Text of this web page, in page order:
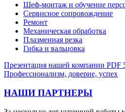
Шеф-монтаж и обучение
Сервисное сопровождение
Ремонт
Механическая обработка
Плазменная резка
Гибка и вальцовка
Презентация нашей компании PDF
Профессионализм, доверие, успех
НАШИ ПАРТНЕРЫ